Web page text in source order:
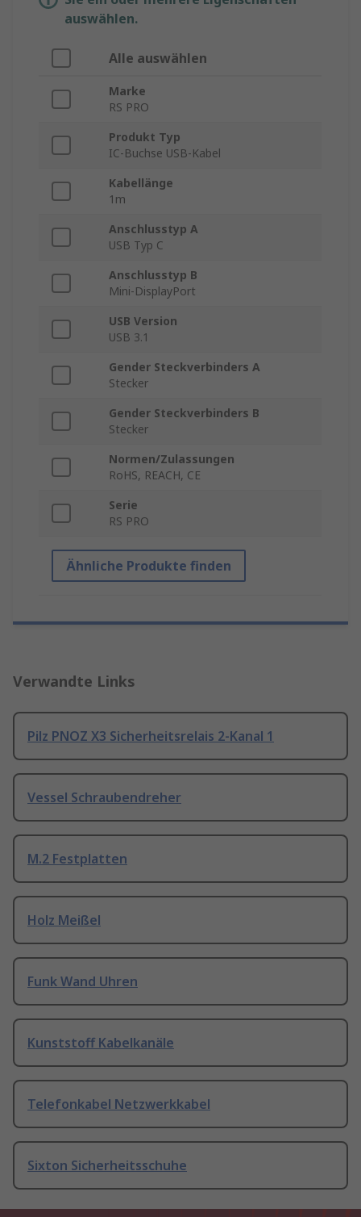
auswählen.
Alle auswählen
Marke
RS PRO
Produkt Typ
IC-Buchse USB-Kabel
Kabellänge
1m
Anschlusstyp A
USB Typ C
Anschlusstyp B
Mini-DisplayPort
USB Version
USB 3.1
Gender Steckverbinders A
Stecker
Gender Steckverbinders B
Stecker
Normen/Zulassungen
RoHS, REACH, CE
Serie
RS PRO
Ähnliche Produkte finden
Verwandte Links
Pilz PNOZ X3 Sicherheitsrelais 2-Kanal 1
Vessel Schraubendreher
M.2 Festplatten
Holz Meißel
Funk Wand Uhren
Kunststoff Kabelkanäle
Telefonkabel Netzwerkkabel
Sixton Sicherheitsschuhe